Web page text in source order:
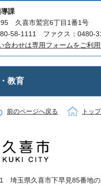
課
久喜市鷲宮6丁目1番1号
58-1111 ファクス：0480-
合わせは専用フォームをご利用
教育
前のページへ戻る トッ
埼玉県久喜市下早見85番地